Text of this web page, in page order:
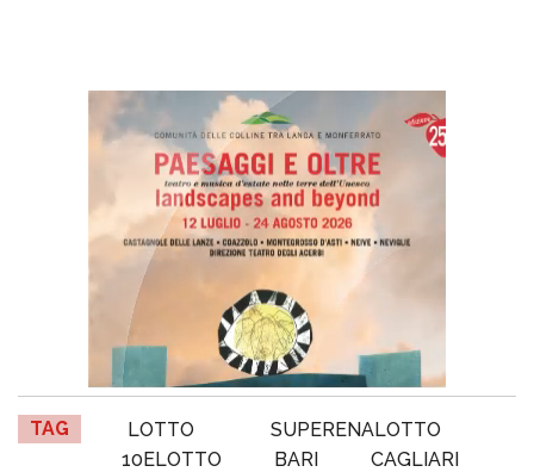
TAG LOTTO
SUPERENALOTTO
10ELOTTO
BARI
CAGLIARI